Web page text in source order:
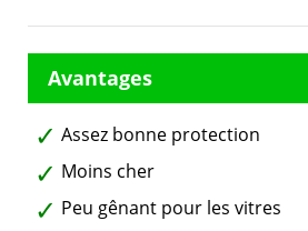
Assez bonne protection
Moins cher
Peu gênant pour les vitres